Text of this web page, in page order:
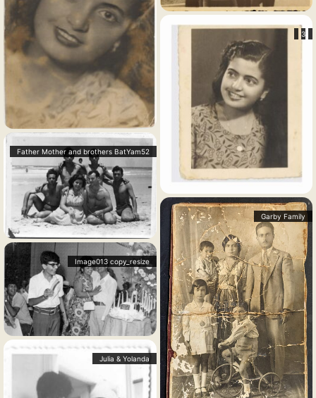
3
Garby Family
Father Mother and brothers BatYam52
Image013 copy_resize
Julia & Yolanda